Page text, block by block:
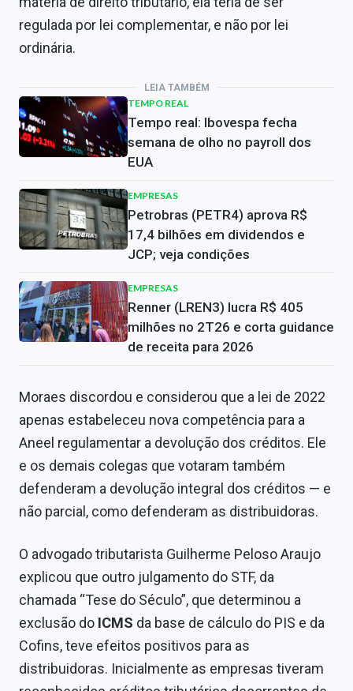
regulada por lei complementar, e não por lei
ordinária.
LEIA TAMBÉM
TEMPO REAL
Tempo real: Ibovespa fecha
semana de olho no payroll dos
EUA
EMPRESAS
Petrobras (PETR4) aprova R$
17,4 bilhões em dividendos e
JCP; veja condições
EMPRESAS
Renner (LREN3) lucra R$ 405
milhões no 2T26 e corta guidance
de receita para 2026
Moraes discordou e considerou que a lei de 2022
apenas estabeleceu nova competência para a
Aneel regulamentar a devolução dos créditos. Ele
e os demais colegas que votaram também
defenderam a devolução integral dos créditos — e
não parcial, como defenderam as distribuidoras.
O advogado tributarista Guilherme Peloso Araujo
explicou que outro julgamento do STF, da
chamada “Tese do Século”, que determinou a
exclusão do ICMS da base de cálculo do PIS e da
Cofins, teve efeitos positivos para as
distribuidoras. Inicialmente as empresas tiveram